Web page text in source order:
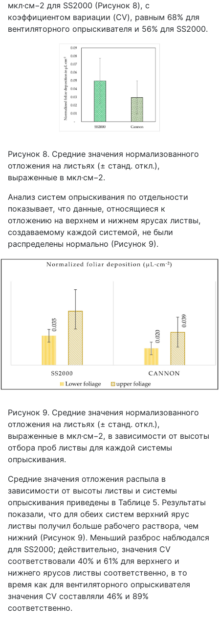
мкл·см−2 для SS2000 (Рисунок 8), с
коэффициентом вариации (CV), равным 68% для
вентиляторного опрыскивателя и 56% для SS2000.
Рисунок 8. Средние значения нормализованного
отложения на листьях (± станд. откл.),
выраженные в мкл·см−2.
Анализ систем опрыскивания по отдельности
показывает, что данные, относящиеся к
отложению на верхнем и нижнем ярусах листвы,
создаваемому каждой системой, не были
распределены нормально (Рисунок 9).
Рисунок 9. Средние значения нормализованного
отложения на листьях (± станд. откл.),
выраженные в мкл·см−2, в зависимости от высоты
отбора проб листвы для каждой системы
опрыскивания.
Средние значения отложения распыла в
зависимости от высоты листвы и системы
опрыскивания приведены в Таблице 5. Результаты
показали, что для обеих систем верхний ярус
листвы получил больше рабочего раствора, чем
нижний (Рисунок 9). Меньший разброс наблюдался
для SS2000; действительно, значения CV
соответствовали 40% и 61% для верхнего и
нижнего ярусов листвы соответственно, в то
время как для вентиляторного опрыскивателя
значения CV составляли 46% и 89%
соответственно.